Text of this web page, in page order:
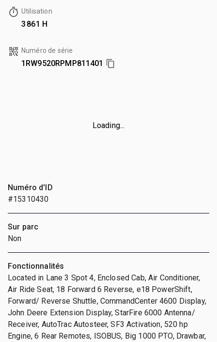
Utilisation
3 861 H
Numéro de série
1RW9520RPMP811401
Loading...
Numéro d'ID
#15310430
Sur parc
Non
Fonctionnalités
Located in Lane 3 Spot 4, Enclosed Cab, Air Conditioner,
Air Ride Seat, 18 Forward 6 Reverse, e18 PowerShift,
Forward/ Reverse Shuttle, CommandCenter 4600 Display,
John Deere Extension Display, StarFire 6000 Antenna/
Receiver, AutoTrac Autosteer, SF3 Activation, 520 hp
Engine, 6 Rear Remotes, ISOBUS, Big 1000 PTO, Drawbar,